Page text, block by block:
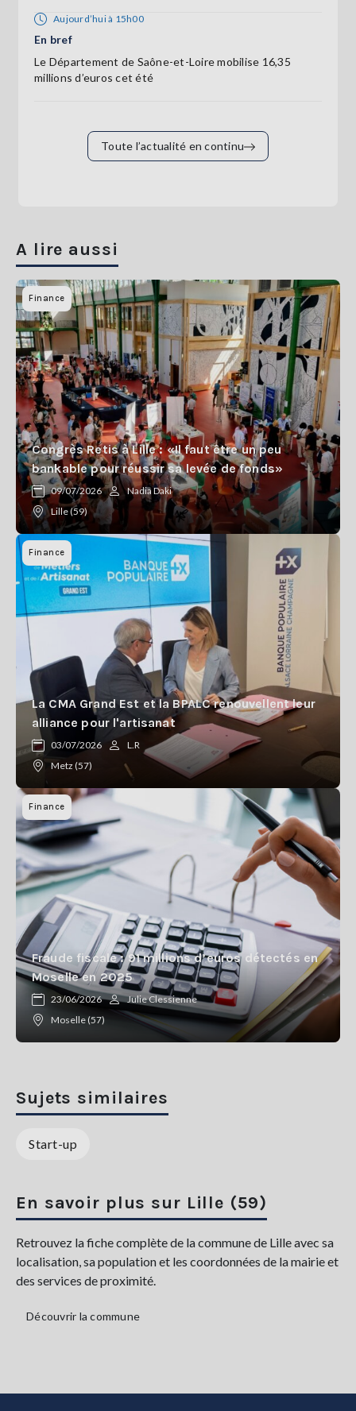
Aujourd’hui à 15h00
En bref
Le Département de Saône-et-Loire mobilise 16,35
millions d’euros cet été
Toute l’actualité en continu
A lire aussi
Finance
Congrès Retis à Lille : «Il faut être un peu
bankable pour réussir sa levée de fonds»
09/07/2026
Nadia Daki
Lille (59)
Finance
La CMA Grand Est et la BPALC renouvellent leur
alliance pour l'artisanat
03/07/2026
L.R
Metz (57)
Finance
Fraude fiscale : 91 millions d’euros détectés en
Moselle en 2025
23/06/2026
Julie Clessienne
Moselle (57)
Sujets similaires
Start-up
En savoir plus sur Lille (59)
Retrouvez la fiche complète de la commune de Lille avec sa
localisation, sa population et les coordonnées de la mairie et
des services de proximité.
Découvrir la commune